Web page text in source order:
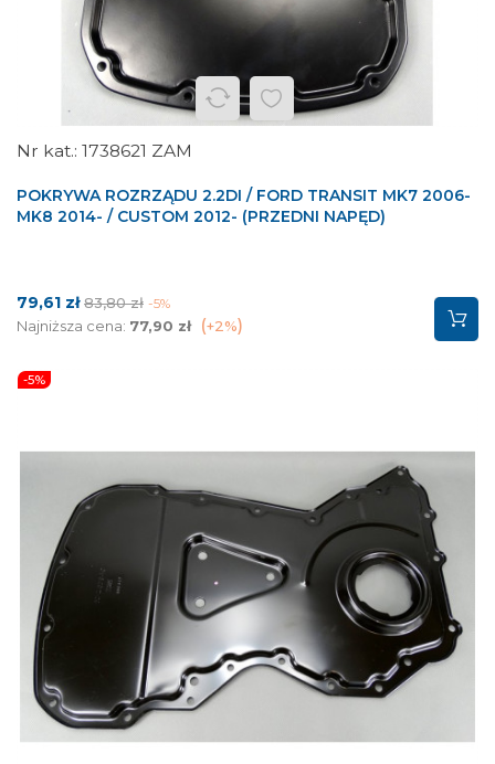
1738621 ZAM
POKRYWA ROZRZĄDU 2.2DI / FORD TRANSIT MK7 2006-
MK8 2014- / CUSTOM 2012- (PRZEDNI NAPĘD)
Cena
79,61 zł Cena
podstawowa
83,80 zł -5%
Najniższa cena: 77,90 zł +2%
-5%